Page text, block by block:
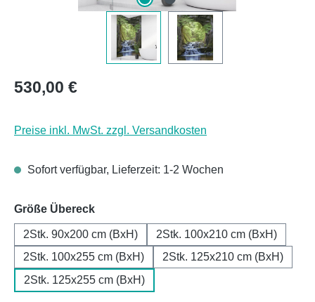
Regulärer Preis:
530,00 €
Preise inkl. MwSt. zzgl. Versandkosten
Sofort verfügbar, Lieferzeit: 1-2 Wochen
Größe Übereckauswählen
2Stk. 90x200 cm (BxH)
2Stk. 100x210 cm (BxH)
2Stk. 100x255 cm (BxH)
2Stk. 125x210 cm (BxH)
2Stk. 125x255 cm (BxH)